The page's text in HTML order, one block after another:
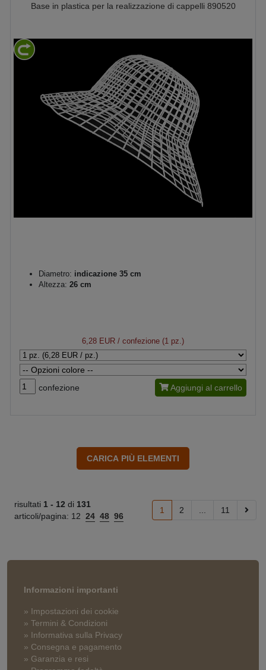
Base in plastica per la realizzazione di cappelli 890520
Diametro: indicazione 35 cm
Altezza: 26 cm
6,28 EUR / confezione (1 pz.)
confezione Aggiungi al carrello
risultati 1 - 12 di 131
articoli/pagina: 12 24 48 96
1 2 11
Informazioni importanti
» Impostazioni dei cookie
» Termini & Condizioni
» Informativa sulla Privacy
» Consegna e pagamento
» Garanzia e resi